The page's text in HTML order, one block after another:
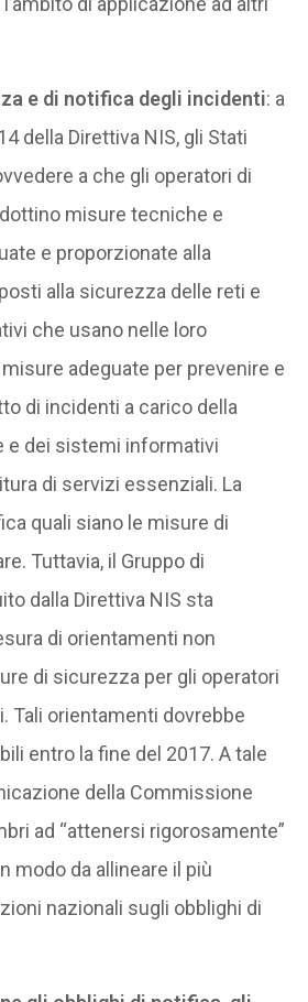
e di notifica degli incidenti: a
della Direttiva NIS, gli Stati
a che gli operatori di
misure tecniche e
e proporzionate alla
alla sicurezza delle reti e
che usano nelle loro
adeguate per prevenire e
di incidenti a carico della
e dei sistemi informativi
di servizi essenziali. La
quali siano le misure di
Tuttavia, il Gruppo di
dalla Direttiva NIS sta
di orientamenti non
di sicurezza per gli operatori
Tali orientamenti dovrebbe
entro la fine del 2017. A tale
della Commissione
ad “attenersi rigorosamente”
modo da allineare il più
nazionali sugli obblighi di